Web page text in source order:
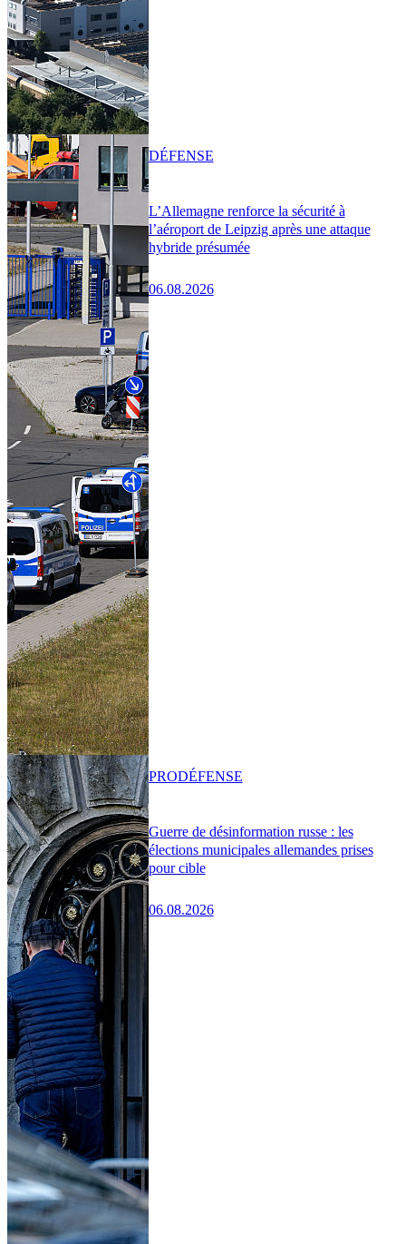
L’Allemagne renforce la sécurité à
l’aéroport de Leipzig après une attaque
hybride présumée
06.08.2026
DÉFENSE
Guerre de désinformation russe : les
élections municipales allemandes prises
pour cible
06.08.2026
PRODÉFENSE